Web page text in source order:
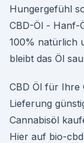
Hungergefühl
CBD-Öl - Hanf-
100% natürlich
bleibt das Öl
CBD Öl für Ihre
Lieferung
Cannabisöl
Hier auf bio-